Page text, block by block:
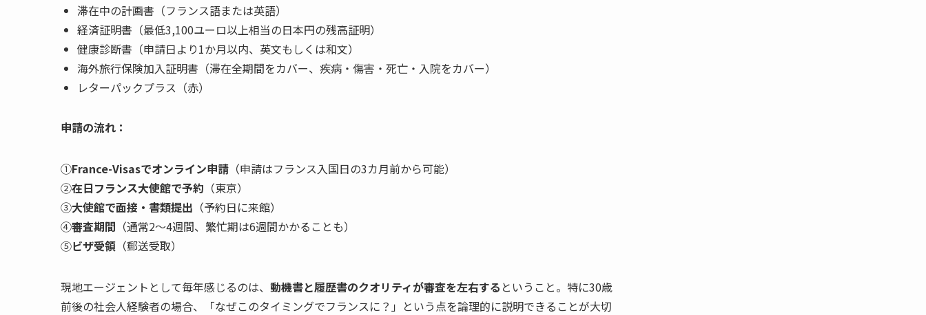
滞在中の計画書（フランス語または英語）
経済証明書（最低3,100ユーロ以上相当の日本円の残高証明）
健康診断書（申請日より1か月以内、英文もしくは和文）
海外旅行保険加入証明書（滞在全期間をカバー、疾病・傷害・死亡・入院をカバー）
レターパックプラス（赤）
申請の流れ：
①France-Visasでオンライン申請 （申請はフランス入国日の3カ月前から可能）
②在日フランス大使館で予約 （東京）
③大使館で面接・書類提出 （予約日に来館）
④審査期間 （通常2〜4週間、繁忙期は6週間かかることも）
⑤ビザ受領 （郵送受取）
現地エージェントとして毎年感じるのは、 動機書と履歴書のクオリティが審査を左右する ということ。特に30歳
前後の社会人経験者の場合、「なぜこのタイミングでフランスに？」という点を論理的に説明できることが大切